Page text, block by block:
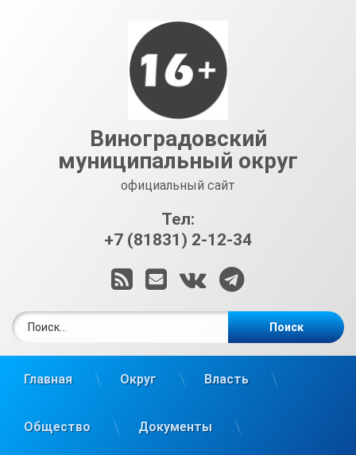
Виноградовский
муниципальный округ
официальный сайт
Тел:
+7 (81831) 2-12-34
RSSE-mailВКонтакте
Telegram
Главная Округ Власть
Общество Документы